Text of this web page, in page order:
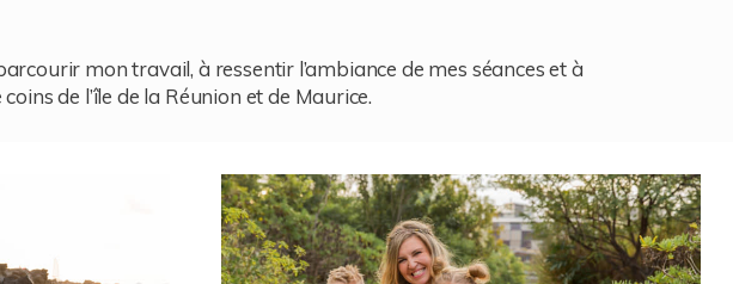
mon travail, à ressentir l’ambiance de mes séances et à
de l’île de la Réunion et de Maurice.